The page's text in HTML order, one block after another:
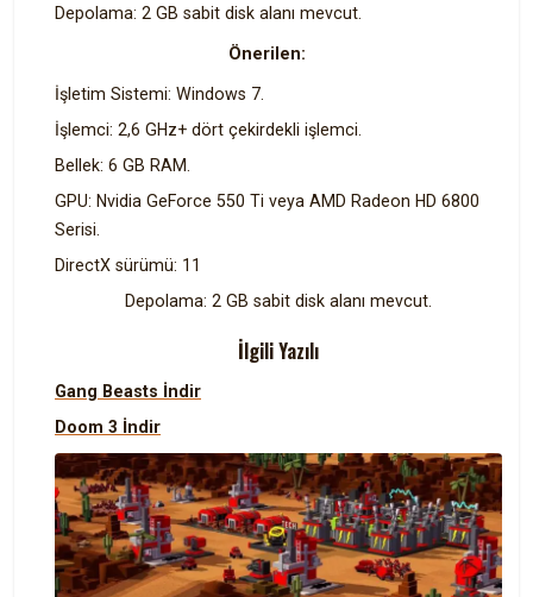
Depolama: 2 GB sabit disk alanı mevcut.
Önerilen:
İşletim Sistemi: Windows 7.
İşlemci: 2,6 GHz+ dört çekirdekli işlemci.
Bellek: 6 GB RAM.
GPU: Nvidia GeForce 550 Ti veya AMD Radeon HD 6800
Serisi.
DirectX sürümü: 11
Depolama: 2 GB sabit disk alanı mevcut.
İlgili Yazılı
Gang Beasts İndir
Doom 3 İndir